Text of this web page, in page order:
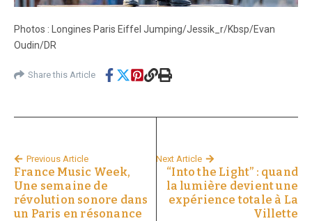
Photos : Longines Paris Eiffel Jumping/Jessik_r/Kbsp/Evan
Oudin/DR
Share this Article
Previous Article
France Music Week,
Une semaine de
révolution sonore dans
un Paris en résonance
Next Article
“Into the Light” : quand
la lumière devient une
expérience totale à La
Villette